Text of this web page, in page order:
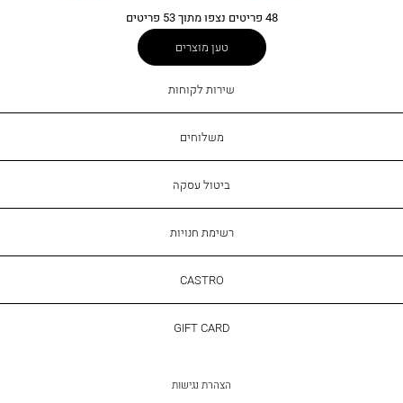
48 פריטים נצפו מתוך53 פריטים
טען מוצרים
שירות
לקוחות
שירות לקוחות
משלוחים
ביטול עסקה
רשימת חנויות
CASTRO
CASTRO
GIFT
GIFT CARD
הצהרת נגישות